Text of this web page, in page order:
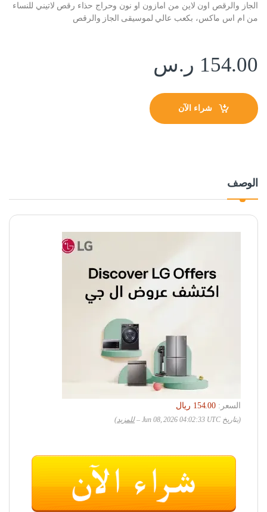
الجاز والرقص اون لاين من امازون او نون وحراج حذاء رقص لاتيني للنساء
من ام اس ماكس، بكعب عالي لموسيقى الجاز والرقص
154.00 ر.س
شراء الآن
الوصف
السعر:
‏154.00 ريال
(بتاريخ Jun 08, 2026 04:02:33 UTC – للمزيد)